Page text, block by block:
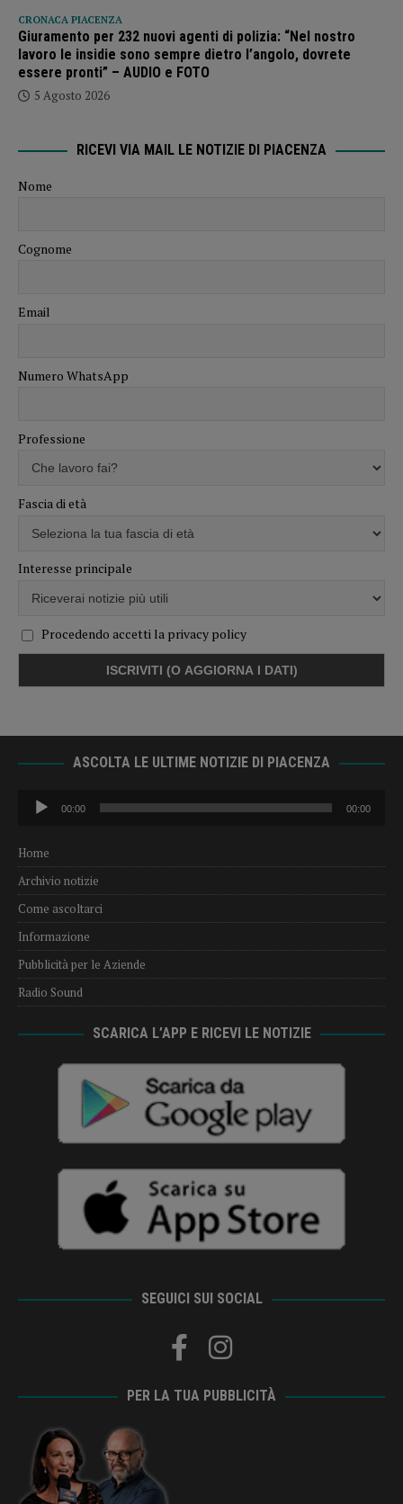
CRONACA PIACENZA
Giuramento per 232 nuovi agenti di polizia: “Nel nostro
lavoro le insidie sono sempre dietro l’angolo, dovrete
essere pronti” – AUDIO e FOTO
5 Agosto 2026
RICEVI VIA MAIL LE NOTIZIE DI PIACENZA
Nome
Cognome
Email
Numero WhatsApp
Professione
Fascia di età
Interesse principale
Procedendo accetti la privacy policy
ASCOLTA LE ULTIME NOTIZIE DI PIACENZA
Audio
Player
00:00 00:00
Home
Archivio notizie
Come ascoltarci
Informazione
Pubblicità per le Aziende
Radio Sound
SCARICA L’APP E RICEVI LE NOTIZIE
SEGUICI SUI SOCIAL
PER LA TUA PUBBLICITÀ